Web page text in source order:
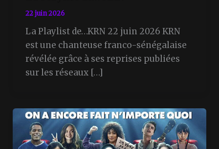
22 juin 2026
La Playlist de…KRN 22 juin 2026 KRN
est une chanteuse franco-sénégalaise
révélée grâce à ses reprises publiées
sur les réseaux […]